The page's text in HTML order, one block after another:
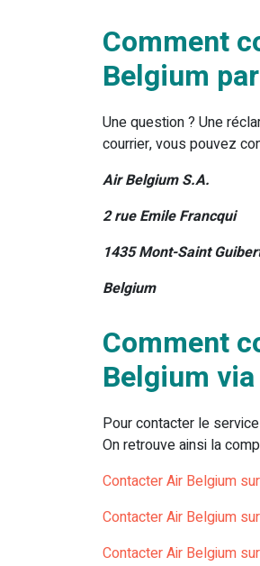
Comment
Belgium
Une question ? Une
courrier, vous pouvez
Air Belgium S.A.
2 rue Emile Francqui
1435 Mont-Saint
Belgium
Comment
Belgium
Pour contacter le
On retrouve ainsi la
Contacter Air Belgium
Contacter Air Belgium
Contacter Air Belgium